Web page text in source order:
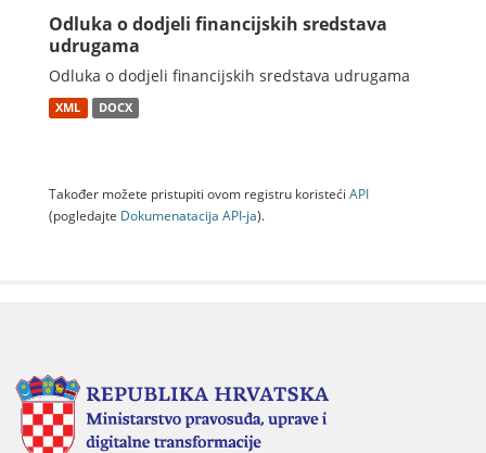
Odluka o dodjeli financijskih sredstava
udrugama
Odluka o dodjeli financijskih sredstava udrugama
XML DOCX
Također možete pristupiti ovom registru koristeći API
(pogledajte Dokumenаtаcijа API-jа).